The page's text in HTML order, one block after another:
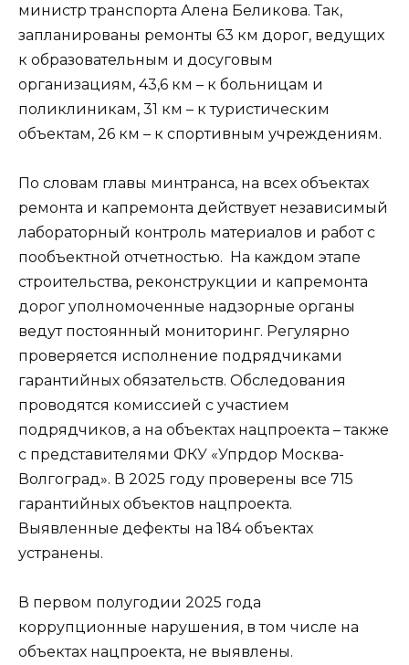
министр транспорта Алена Беликова. Так,
запланированы ремонты 63 км дорог, ведущих
к образовательным и досуговым
организациям, 43,6 км – к больницам и
поликлиникам, 31 км – к туристическим
объектам, 26 км – к спортивным учреждениям.
По словам главы минтранса, на всех объектах
ремонта и капремонта действует независимый
лабораторный контроль материалов и работ с
пообъектной отчетностью. На каждом этапе
строительства, реконструкции и капремонта
дорог уполномоченные надзорные органы
ведут постоянный мониторинг. Регулярно
проверяется исполнение подрядчиками
гарантийных обязательств. Обследования
проводятся комиссией с участием
подрядчиков, а на объектах нацпроекта – также
с представителями ФКУ «Упрдор Москва-
Волгоград». В 2025 году проверены все 715
гарантийных объектов нацпроекта.
Выявленные дефекты на 184 объектах
устранены.
В первом полугодии 2025 года
коррупционные нарушения, в том числе на
объектах нацпроекта, не выявлены.